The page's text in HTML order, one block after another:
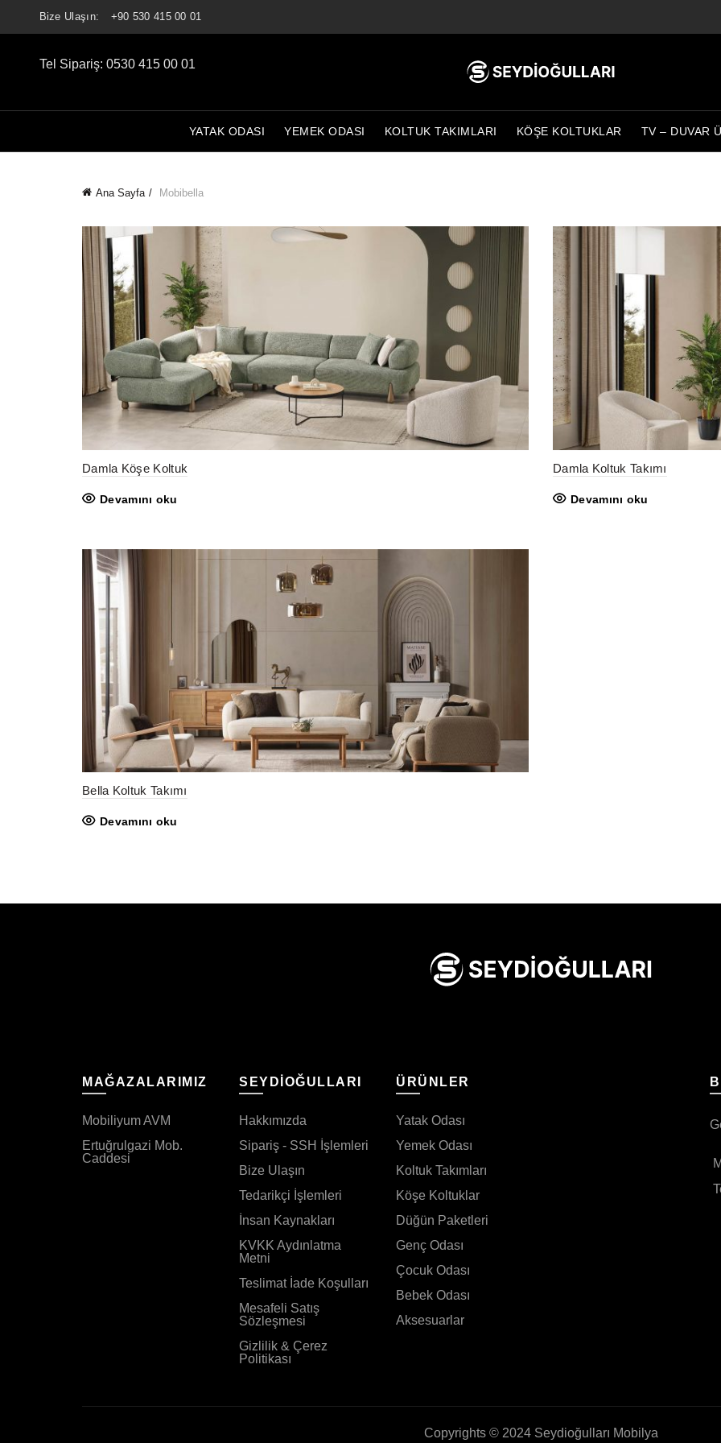
Bize Ulaşın: +90 530 415 00 01
Tel Sipariş: 0530 415 00 01
YATAK ODASI YEMEK ODASI KOLTUK TAKIMLARI KÖŞE KOLTUKLAR TV – DUVAR
Ana Sayfa Mobibella
Damla Köşe Koltuk
Devamını oku
Damla Koltuk Takımı
Devamını oku
Bella Koltuk Takımı
Devamını oku
MAĞAZALARIMIZ
Mobiliyum AVM
Ertuğrulgazi Mob.
Caddesi
SEYDİOĞULLARI
Hakkımızda
Sipariş - SSH İşlemleri
Bize Ulaşın
Tedarikçi İşlemleri
İnsan Kaynakları
KVKK Aydınlatma
Metni
Teslimat İade Koşulları
Mesafeli Satış
Sözleşmesi
Gizlilik & Çerez
Politikası
ÜRÜNLER
Yatak Odası
Yemek Odası
Koltuk Takımları
Köşe Koltuklar
Düğün Paketleri
Genç Odası
Çocuk Odası
Bebek Odası
Aksesuarlar
Copyrights © 2024 Seydioğulları Mobilya